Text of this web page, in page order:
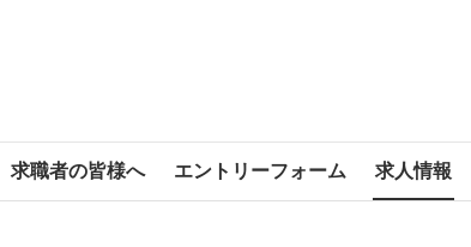
求職者の皆様へ エントリーフォーム 求人情報